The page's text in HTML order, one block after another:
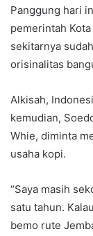
Panggung hari
pemerintah
sekitarnya
orisinalitas
Alkisah,
kemudian,
Whie, diminta
usaha kopi.
“Saya masih
satu tahun.
bemo rute